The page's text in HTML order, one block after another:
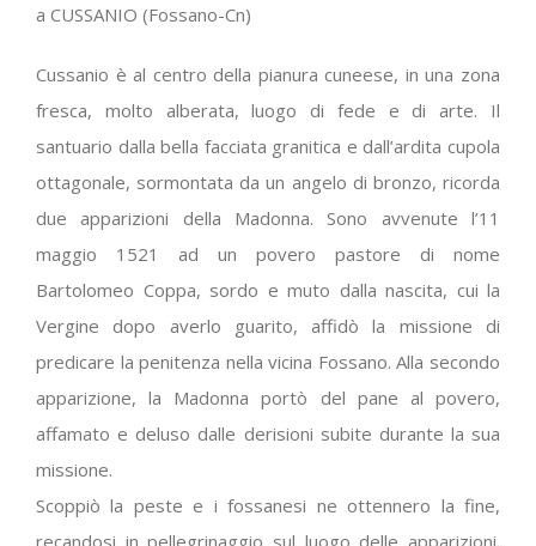
a CUSSANIO (Fossano-Cn)
Cussanio è al centro della pianura cuneese, in una zona
fresca, molto alberata, luogo di fede e di arte. Il
santuario dalla bella facciata granitica e dall’ardita cupola
ottagonale, sormontata da un angelo di bronzo, ricorda
due apparizioni della Madonna. Sono avvenute l’11
maggio 1521 ad un povero pastore di nome
Bartolomeo Coppa, sordo e muto dalla nascita, cui la
Vergine dopo averlo guarito, affidò la missione di
predicare la penitenza nella vicina Fossano. Alla secondo
apparizione, la Madonna portò del pane al povero,
affamato e deluso dalle derisioni subite durante la sua
missione.
Scoppiò la peste e i fossanesi ne ottennero la fine,
recandosi in pellegrinaggio sul luogo delle apparizioni.